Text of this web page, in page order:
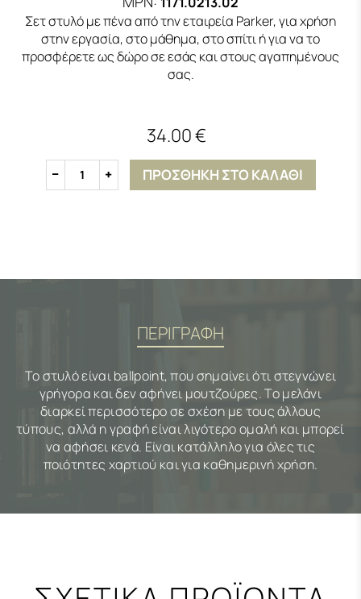
Σετ στυλό με πένα από την εταιρεία Parker, για χρήση
στην εργασία, στο μάθημα, στο σπίτι ή για να το
προσφέρετε ως δώρο σε εσάς και στους αγαπημένους
σας.
34.00 €
1 ΠΡΟΣΘΗΚΗ ΣΤΟ ΚΑΛΑΘΙ
ΠΕΡΙΓΡΑΦΗ
To στυλό είναι ballpoint, που σημαίνει ότι στεγνώνει
γρήγορα και δεν αφήνει μουτζούρες. Το μελάνι
διαρκεί περισσότερο σε σχέση με τους άλλους
τύπους, αλλά η γραφή είναι λιγότερο ομαλή και μπορεί
να αφήσει κενά. Είναι κατάλληλο για όλες τις
ποιότητες χαρτιού και για καθημερινή χρήση.